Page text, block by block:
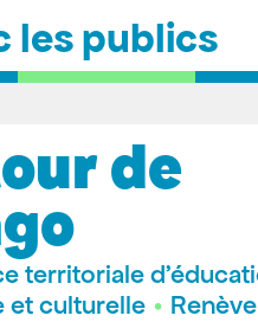
de
territoriale
et culturelle • Renève